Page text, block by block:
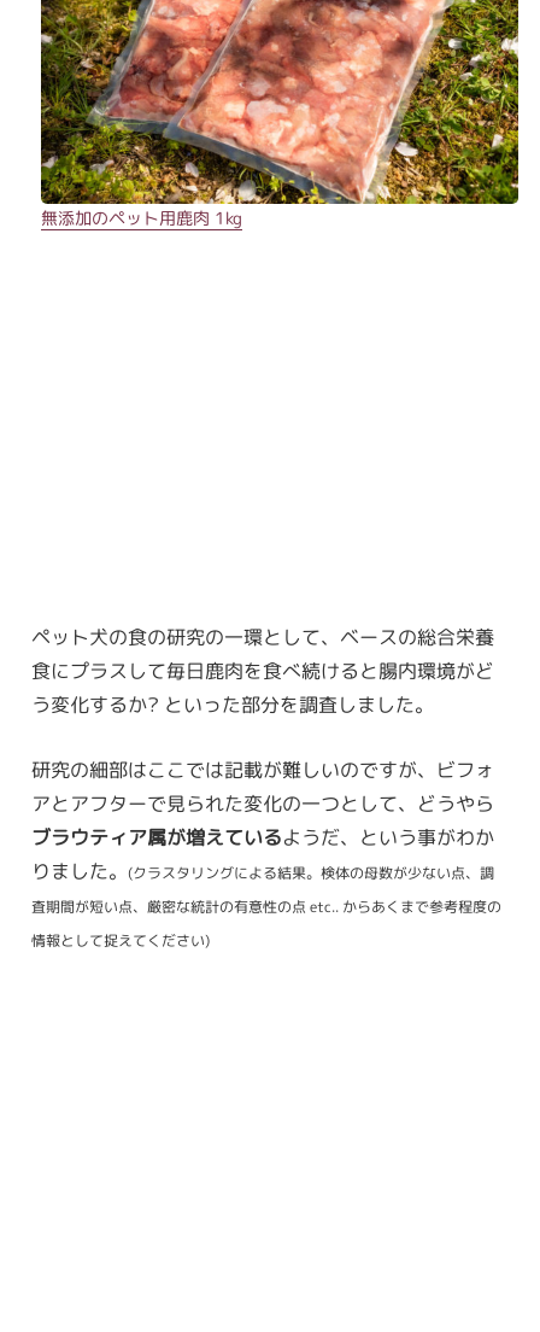
無添加のペット用鹿肉 1kg
ペット犬の食の研究の一環として、ベースの総合栄養
食にプラスして毎日鹿肉を食べ続けると腸内環境がど
う変化するか? といった部分を調査しました。
研究の細部はここでは記載が難しいのですが、ビフォ
アとアフターで見られた変化の一つとして、どうやら
ブラウティア属が増えているようだ、という事がわか
りました。(クラスタリングによる結果。検体の母数が少ない点、調
査期間が短い点、厳密な統計の有意性の点 etc.. からあくまで参考程度の
情報として捉えてください)